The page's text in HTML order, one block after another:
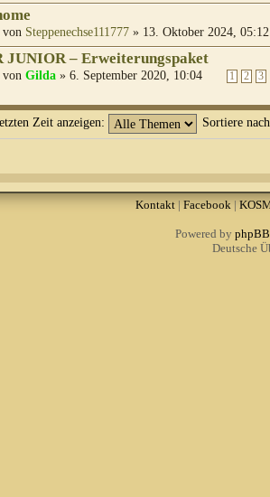
von Steppenechse111777 » 13. Oktober 2024, 05:12
JUNIOR – Erweiterungspaket
1 2 3
von Gilda » 6. September 2020, 10:04
Zeit anzeigen: Sortiere
Kontakt| Facebook|
Powered by phpBB
Deutsche